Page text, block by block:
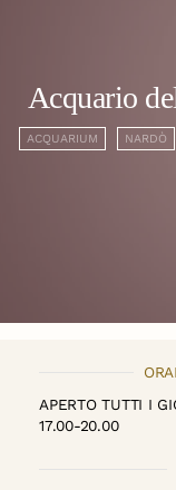
Acquario
ACQUARIUM NARDÒ
APERTO TUTTI I
17.00-20.00